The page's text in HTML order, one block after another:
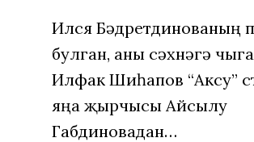
Илсөя Бәдретдинованың
булган, аны сәхнәгә
Илфак Шиһапов “Аксу”
яңа җырчысы Айсылу
Габдиновадан…